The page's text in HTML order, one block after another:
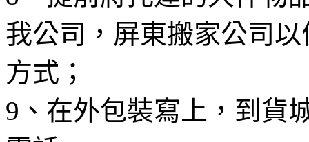
我公司，屏東搬家公司
方式；
9、在外包裝寫上，到貨